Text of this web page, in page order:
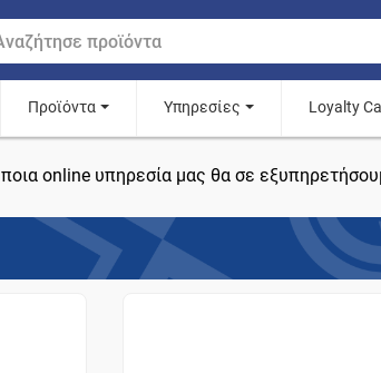
Προϊόντα Υπηρεσίες Loyalty
online υπηρεσία μας θα σε